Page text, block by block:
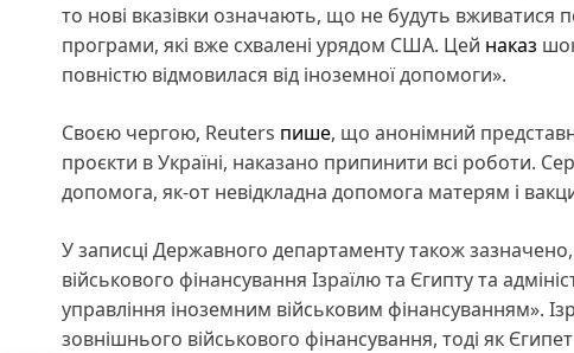
то нові вказівки означають, що не будуть вживатися
програми, які вже схвалені урядом США. Цей наказ
повністю відмовилася від іноземної допомоги».
Своєю чергою, Reuters пише, що анонімний
проєкти в Україні, наказано припинити всі роботи.
допомога, як-от невідкладна допомога матерям і
У записці Державного департаменту також
військового фінансування Ізраїлю та Єгипту та
управління іноземним військовим фінансуванням».
зовнішнього військового фінансування, тоді як